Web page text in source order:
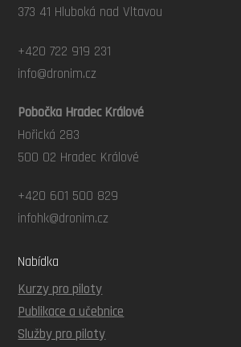
373 41 Hluboká nad Vltavou
+420 722 919 231
info@dronim.cz
Pobočka Hradec Králové
Hořická 283
500 02 Hradec Králové
+420 601 500 829
infohk@dronim.cz
Nabídka
Kurzy pro piloty
Publikace a učebnice
Služby pro piloty